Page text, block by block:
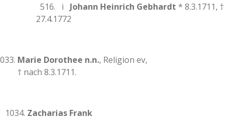
516. i Johann Heinrich Gebhardt * 8.3.1711, †
27.4.1772
Marie Dorothee n.n., Religion ev,
† nach 8.3.1711.
1034. Zacharias Frank